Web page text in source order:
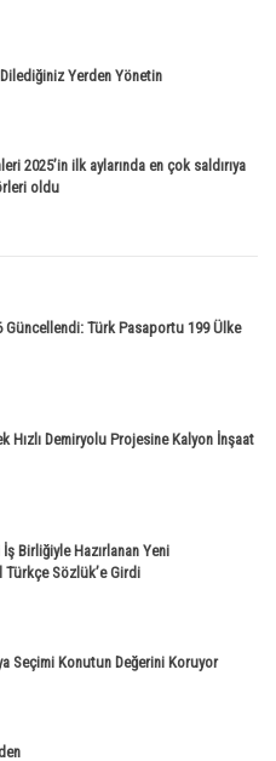
Yerden Yönetin
2025’in ilk aylarında en çok saldırıya
oldu
Türk Pasaportu 199 Ülke
Hızlı Demiryolu Projesine Kalyon İnşaat
Birliğiyle Hazırlanan Yeni
Türkçe Sözlük’e Girdi
Seçimi Konutun Değerini Koruyor